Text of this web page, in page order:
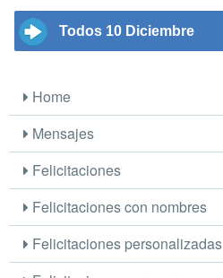
Todos 10 Diciembre
Home
Mensajes
Felicitaciones
Felicitaciones con nombres
Felicitaciones personalizadas